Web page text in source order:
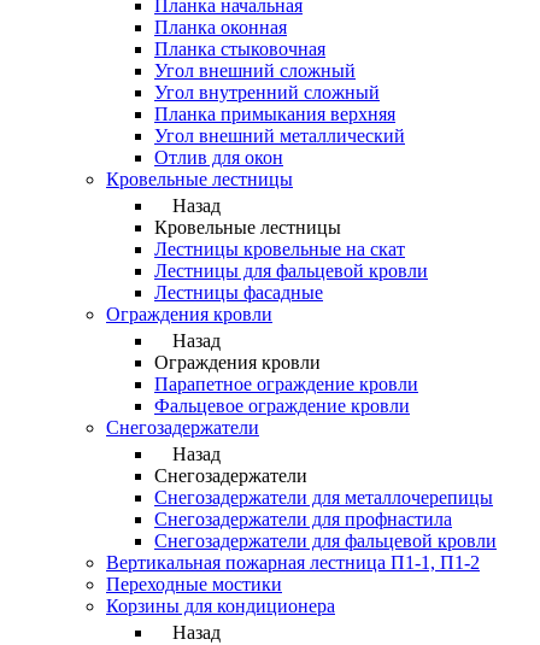
Планка начальная
Планка оконная
Планка стыковочная
Угол внешний сложный
Угол внутренний сложный
Планка примыкания верхняя
Угол внешний металлический
Отлив для окон
Кровельные лестницы
Назад
Кровельные лестницы
Лестницы кровельные на скат
Лестницы для фальцевой кровли
Лестницы фасадные
Ограждения кровли
Назад
Ограждения кровли
Парапетное ограждение кровли
Фальцевое ограждение кровли
Снегозадержатели
Назад
Снегозадержатели
Снегозадержатели для металлочерепицы
Снегозадержатели для профнастила
Снегозадержатели для фальцевой кровли
Вертикальная пожарная лестница П1-1, П1-2
Переходные мостики
Корзины для кондиционера
Назад